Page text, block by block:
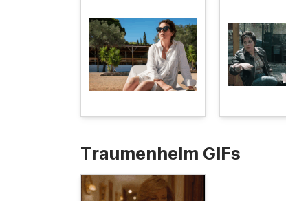
Traumenhelm GIFs